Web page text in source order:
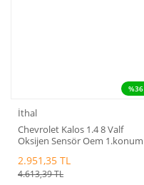
%36
İthal
Chevrolet Kalos 1.4 8 Valf
Oksijen Sensör Oem 1.konum
2.951,35 TL
4.613,39 TL